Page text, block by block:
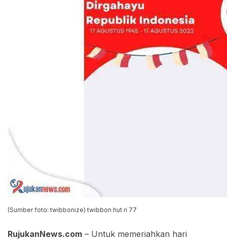
(Sumber foto: twibbonize) twibbon hut ri 77
RujukanNews.com – Untuk memeriahkan hari